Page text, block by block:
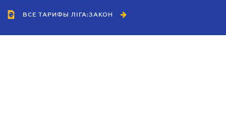
ВСЕ ТАРИФЫ ЛІГА:ЗАКОН